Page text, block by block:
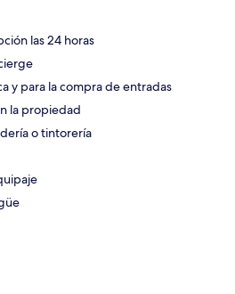
las 24 horas
y para la compra de entradas
la propiedad
o tintorería